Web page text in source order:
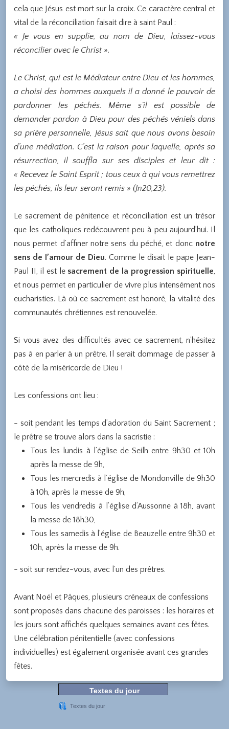
cela que Jésus est mort sur la croix. Ce caractère central et
vital de la réconciliation faisait dire à saint Paul :
« Je vous en supplie, au nom de Dieu, laissez-vous
réconcilier avec le Christ ».
Le Christ, qui est le Médiateur entre Dieu et les hommes,
a choisi des hommes auxquels il a donné le pouvoir de
pardonner les péchés. Même s’il est possible de
demander pardon à Dieu pour des péchés véniels dans
sa prière personnelle, Jésus sait que nous avons besoin
d’une médiation. C’est la raison pour laquelle, après sa
résurrection, il souffla sur ses disciples et leur dit :
« Recevez le Saint Esprit ; tous ceux à qui vous remettrez
les péchés, ils leur seront remis » (Jn20,23).
Le sacrement de pénitence et réconciliation est un trésor
que les catholiques redécouvrent peu à peu aujourd’hui. Il
nous permet d’affiner notre sens du péché, et donc notre
sens de l’amour de Dieu. Comme le disait le pape Jean-
Paul II, il est le sacrement de la progression spirituelle,
et nous permet en particulier de vivre plus intensément nos
eucharisties. Là où ce sacrement est honoré, la vitalité des
communautés chrétiennes est renouvelée.
Si vous avez des difficultés avec ce sacrement, n’hésitez
pas à en parler à un prêtre. Il serait dommage de passer à
côté de la miséricorde de Dieu !
Les confessions ont lieu :
- soit pendant les temps d’adoration du Saint Sacrement ;
le prêtre se trouve alors dans la sacristie :
Tous les lundis à l’église de Seilh entre 9h30 et 10h
après la messe de 9h,
Tous les mercredis à l’église de Mondonville de 9h30
à 10h, après la messe de 9h,
Tous les vendredis à l’église d’Aussonne à 18h, avant
la messe de 18h30,
Tous les samedis à l’église de Beauzelle entre 9h30 et
10h, après la messe de 9h.
- soit sur rendez-vous, avec l’un des prêtres.
Avant Noël et Pâques, plusieurs créneaux de confessions
sont proposés dans chacune des paroisses : les horaires et
les jours sont affichés quelques semaines avant ces fêtes.
Une célébration pénitentielle (avec confessions
individuelles) est également organisée avant ces grandes
fêtes.
Textes du jour
Textes du jour